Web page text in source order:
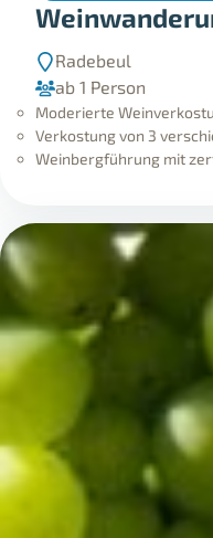
Radebeul
ab 1 Person
Moderierte
Verkostung von 3
Weinbergführung mit